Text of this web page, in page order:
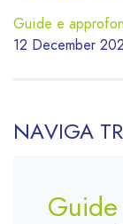
Guide e
12 December
NAVIGA
Guide